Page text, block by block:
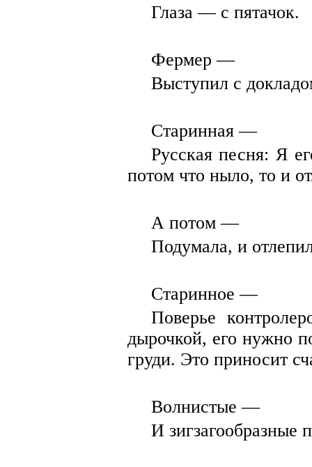
Глаза — с пятачок.
Фермер —
Выступил с
Старинная —
Русская песня: Я
потом что ныло, то и
А потом —
Подумала, и
Старинное —
Поверье
дырочкой, его нужно
груди. Это приносит
Волнистые —
И зигзагообразные